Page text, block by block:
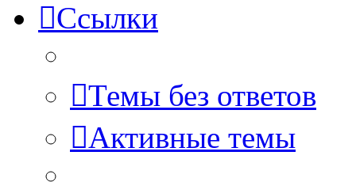
Ссылки
Темы без ответов
Активные темы